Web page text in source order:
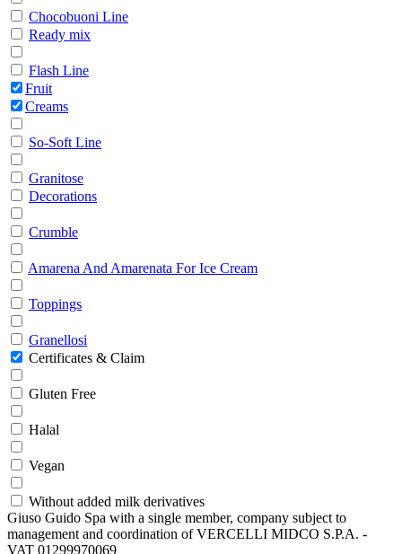
Chocobuoni Line
Ready mix
Flash Line
Fruit
Creams
So-Soft Line
Granitose
Decorations
Crumble
Amarena And Amarenata For Ice Cream
Toppings
Granellosi
Certificates & Claim
Gluten Free
Halal
Vegan
Without added milk derivatives
Giuso Guido Spa with a single member, company subject to
management and coordination of VERCELLI MIDCO S.P.A. -
VAT 01299970069